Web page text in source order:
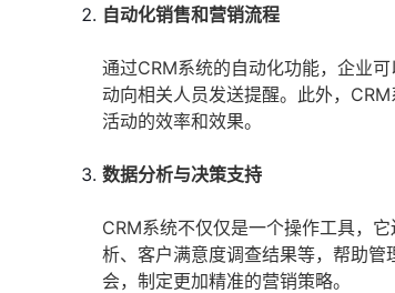
自动化销售和营销流程
通过CRM系统的自动化功能，企业
动向相关人员发送提醒。此外，
活动的效率和效果。
数据分析与决策支持
CRM系统不仅仅是一个操作工具，
析、客户满意度调查结果等，帮助
会，制定更加精准的营销策略。